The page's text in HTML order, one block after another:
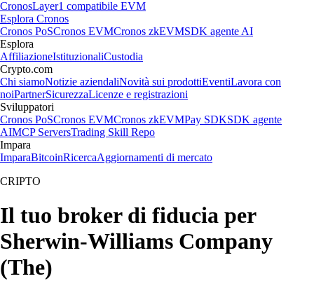
CronosLayer1 compatibile EVM
Esplora Cronos
Cronos PoSCronos EVMCronos zkEVMSDK agente AI
Esplora
AffiliazioneIstituzionaliCustodia
Crypto.com
Chi siamoNotizie aziendaliNovità sui prodottiEventiLavora con
noiPartnerSicurezzaLicenze e registrazioni
Sviluppatori
Cronos PoSCronos EVMCronos zkEVMPay SDKSDK agente
AIMCP ServersTrading Skill Repo
Impara
ImparaBitcoinRicercaAggiornamenti di mercato
CRIPTO
Il tuo broker di fiducia per
Sherwin-Williams Company
(The)